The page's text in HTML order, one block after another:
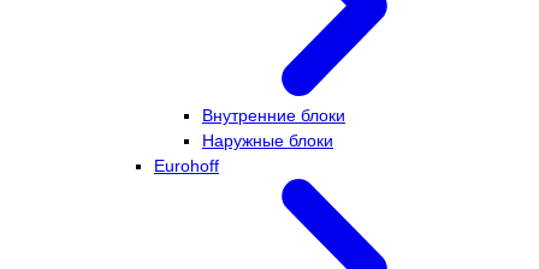
Внутренние блоки
Наружные блоки
Eurohoff